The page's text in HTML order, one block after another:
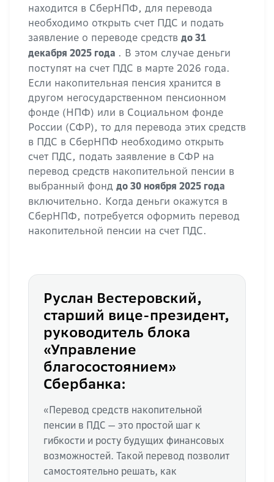
находится в СберНПФ, для перевода
необходимо открыть счет ПДС и подать
заявление о переводе средств до 31
декабря 2025 года . В этом случае деньги
поступят на счет ПДС в марте 2026 года.
Если накопительная пенсия хранится в
другом негосударственном пенсионном
фонде (НПФ) или в Социальном фонде
России (СФР), то для перевода этих средств
в ПДС в СберНПФ необходимо открыть
счет ПДС, подать заявление в СФР на
перевод средств накопительной пенсии в
выбранный фонд до 30 ноября 2025 года
включительно. Когда деньги окажутся в
СберНПФ, потребуется оформить перевод
накопительной пенсии на счет ПДС.
Руслан Вестеровский,
старший вице-президент,
руководитель блока
«Управление
благосостоянием»
Сбербанка:
«Перевод средств накопительной
пенсии в ПДС — это простой шаг к
гибкости и росту будущих финансовых
возможностей. Такой перевод позволит
самостоятельно решать, как